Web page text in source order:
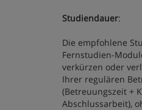
Studiendauer:
Die empfohlene
Fernstudien-
verkürzen oder
Ihrer regulären
(Betreuungszeit +
Abschlussarbeit),